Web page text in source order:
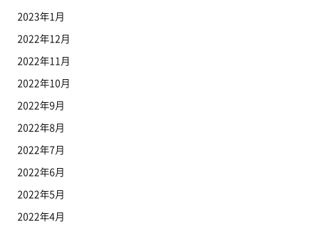
2023年1月
2022年12月
2022年11月
2022年10月
2022年9月
2022年8月
2022年7月
2022年6月
2022年5月
2022年4月